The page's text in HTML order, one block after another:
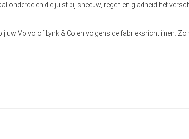
onderdelen die juist bij sneeuw, regen en gladheid het
uw Volvo of Lynk & Co en volgens de fabrieksrichtlijnen.